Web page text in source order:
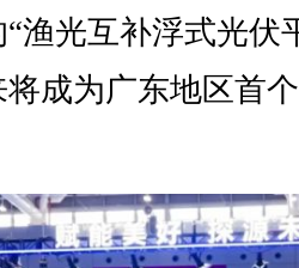
渔光互补浮式光伏
成为广东地区首